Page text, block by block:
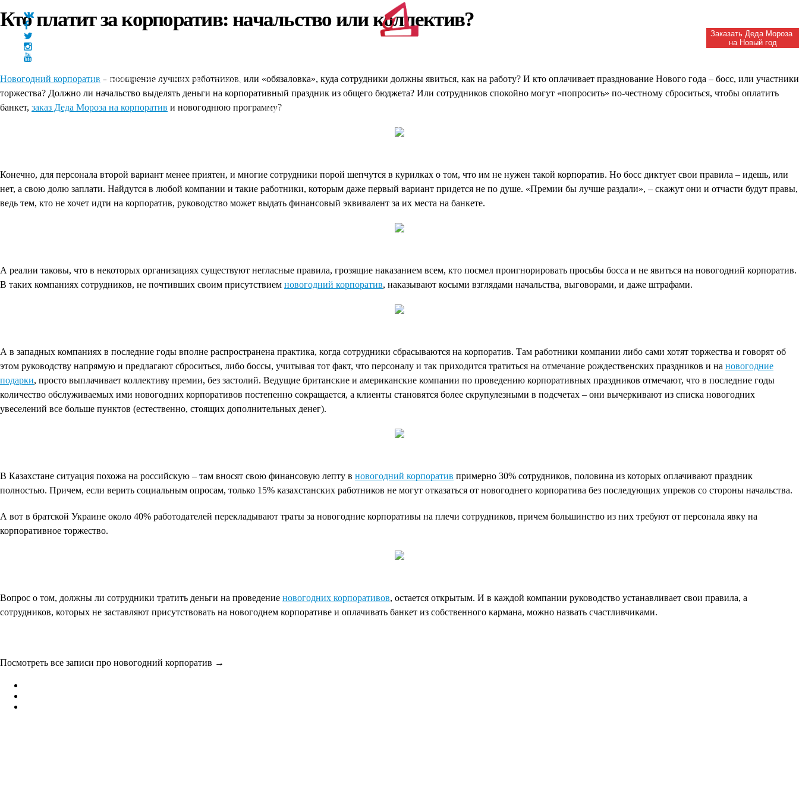
+7(966)335-55-37Круглосуточно
Заказать Деда Мороза
на Новый год
Дед Мороз
Кто платит за корпоратив: начальство или коллектив?
Новогодний корпоратив – поощрение лучших работников, или «обязаловка», куда сотрудники должны явиться, как на работу? И кто оплачивает празднование Нового года – босс, или участники
торжества? Должно ли начальство выделять деньги на корпоративный праздник из общего бюджета? Или сотрудников спокойно могут «попросить» по-честному сброситься, чтобы оплатить
банкет, заказ Деда Мороза на корпоратив и новогоднюю программу?
Конечно, для персонала второй вариант менее приятен, и многие сотрудники порой шепчутся в курилках о том, что им не нужен такой корпоратив. Но босс диктует свои правила – идешь, или
нет, а свою долю заплати. Найдутся в любой компании и такие работники, которым даже первый вариант придется не по душе. «Премии бы лучше раздали», – скажут они и отчасти будут правы,
ведь тем, кто не хочет идти на корпоратив, руководство может выдать финансовый эквивалент за их места на банкете.
А реалии таковы, что в некоторых организациях существуют негласные правила, грозящие наказанием всем, кто посмел проигнорировать просьбы босса и не явиться на новогодний корпоратив.
В таких компаниях сотрудников, не почтивших своим присутствием новогодний корпоратив, наказывают косыми взглядами начальства, выговорами, и даже штрафами.
А в западных компаниях в последние годы вполне распространена практика, когда сотрудники сбрасываются на корпоратив. Там работники компании либо сами хотят торжества и говорят об
этом руководству напрямую и предлагают сброситься, либо боссы, учитывая тот факт, что персоналу и так приходится тратиться на отмечание рождественских праздников и на новогодние
подарки, просто выплачивает коллективу премии, без застолий. Ведущие британские и американские компании по проведению корпоративных праздников отмечают, что в последние годы
количество обслуживаемых ими новогодних корпоративов постепенно сокращается, а клиенты становятся более скрупулезными в подсчетах – они вычеркивают из списка новогодних
увеселений все больше пунктов (естественно, стоящих дополнительных денег).
В Казахстане ситуация похожа на российскую – там вносят свою финансовую лепту в новогодний корпоратив примерно 30% сотрудников, половина из которых оплачивают праздник
полностью. Причем, если верить социальным опросам, только 15% казахстанских работников не могут отказаться от новогоднего корпоратива без последующих упреков со стороны начальства.
А вот в братской Украине около 40% работодателей перекладывают траты за новогодние корпоративы на плечи сотрудников, причем большинство из них требуют от персонала явку на
корпоративное торжество.
Вопрос о том, должны ли сотрудники тратить деньги на проведение новогодних корпоративов, остается открытым. И в каждой компании руководство устанавливает свои правила, а
сотрудников, которых не заставляют присутствовать на новогоднем корпоративе и оплачивать банкет из собственного кармана, можно назвать счастливчиками.
Посмотреть все записи про новогодний корпоратив →